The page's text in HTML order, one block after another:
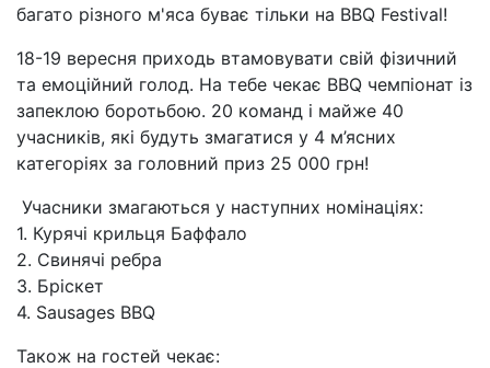
багато різного м'яса буває тільки на BBQ Festival!
18-19 вересня приходь втамовувати свій фізичний
та емоційний голод. На тебе чекає BBQ чемпіонат із
запеклою боротьбою. 20 команд і майже 40
учасників, які будуть змагатися у 4 м’ясних
категоріях за головний приз 25 000 грн!
Учасники змагаються у наступних номінаціях:
1. Курячі крильця Баффало
2. Свинячі ребра
3. Бріскет
4. Sausages BBQ
Також на гостей чекає: